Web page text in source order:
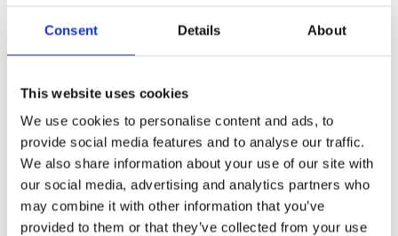
Consent Details About
This website uses cookies
We use cookies to personalise content and ads, to
provide social media features and to analyse our traffic.
We also share information about your use of our site with
our social media, advertising and analytics partners who
may combine it with other information that you’ve
provided to them or that they’ve collected from your use
20ml HBC E400 pt grosimi
ntre 70-100mm
Consum estimat = 80 ml/mc șapă
Caracteristici:
retenția apeiși crește semnificativ rezistența laîncovoiere
compresiune
Asigurăo procesare mult mai ușoarăașapelor
Atingerea unor rezisten e mari la ncovoiereș
iune
Scurtarea timpului de priză
Contracție redusă
Reduceîncovoierile